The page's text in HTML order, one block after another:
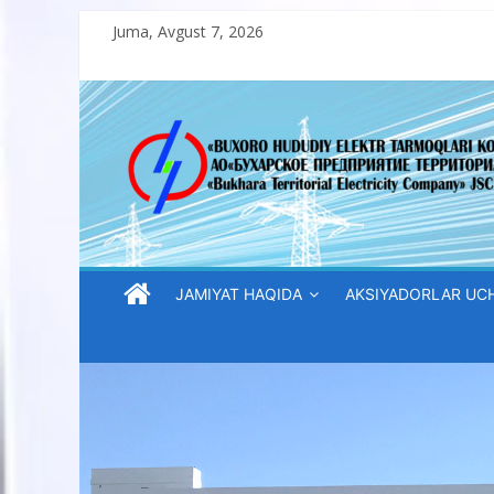
content
Juma, Avgust 7, 2026
“Buxoro
hududiy
elektr
tarmoqlari
korxonasi”
“Buxoro
JAMIYAT HAQIDA AKSIYADORLAR